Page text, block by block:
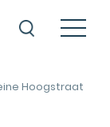
Hoogstraat